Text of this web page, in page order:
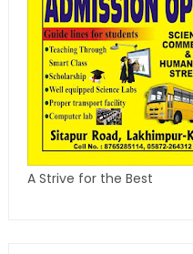
A Strive for the Best